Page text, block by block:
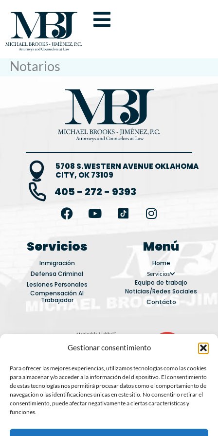
Gestionar consentimiento
Para ofrecer las mejores experiencias, utilizamos tecnologías como las cookies
para almacenar y/o acceder a la información del dispositivo. El consentimiento
de estas tecnologías nos permitirá procesar datos como el comportamiento de
navegación o las identificaciones únicas en este sitio. No consentir o retirar el
consentimiento, puede afectar negativamente a ciertas características y
funciones.
contenido
Notarios
5708 S.WESTERN AVENUE OKLAHOMA
CITY, OK 73109
405 - 272 - 9393
F
a
e
b
o
o
k
Y
o
I
n
t
a
g
r
a
m
Servicios
Inmigración
Defensa Criminal
Lesiones Personales
Compensación Al
Trabajador
Menú
Home
Servicios
Equipo de trabajo
Noticias/Redes Sociales
Contácto
Política de tratamiento de datos